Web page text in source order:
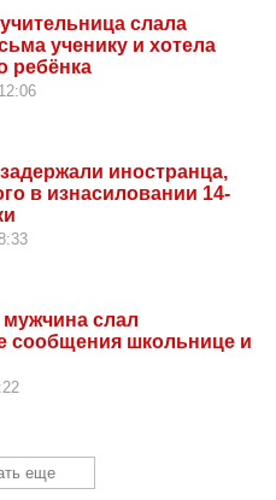
слала
ученику и хотела
ребёнка
иностранца,
в изнасиловании 14-
слал
сообщения школьнице и
еще